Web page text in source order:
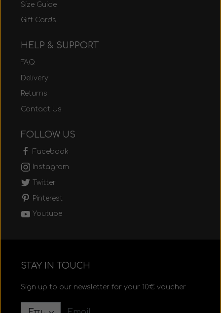
Size Guide
Gift Cards
HELP & SUPPORT
FAQ
Delivery
Returns
Contact Us
FOLLOW US
Facebook
Instagram
Twitter
Pinterest
Youtube
STAY IN TOUCH
Sign up to our newsletter for your 10€ voucher